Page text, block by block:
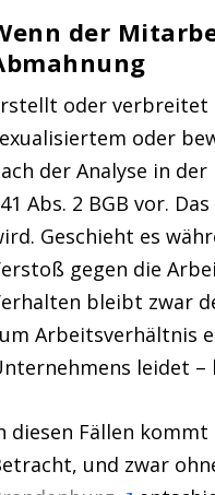
der
oder verbreitet
oder
der Analyse in
Abs. 2 BGB vor.
Geschieht es
gegen die
bleibt zwar
Arbeitsverhältnis
leidet
diesen Fällen
und zwar